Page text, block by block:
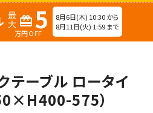
redeem 5
万円OFF
8月6日(木) 10:30 から
8月11日(火) 1:59 まで
テーブル ロータイ
575）